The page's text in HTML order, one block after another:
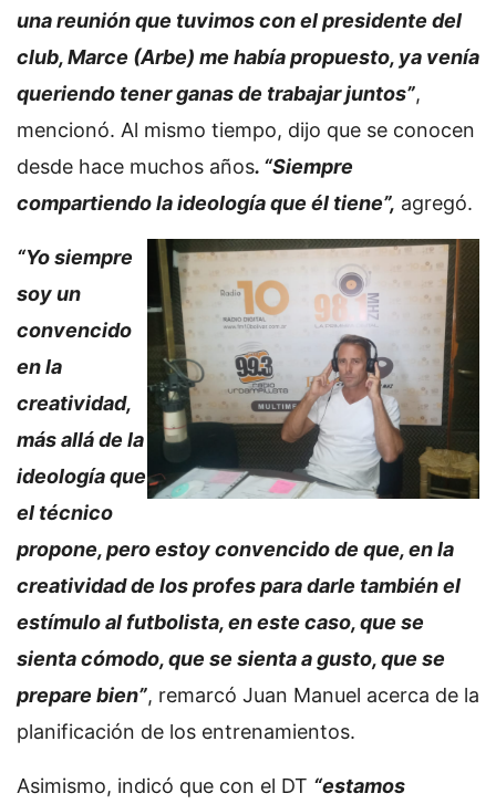
una reunión que tuvimos con el presidente del
club, Marce (Arbe) me había propuesto, ya venía
queriendo tener ganas de trabajar juntos”,
mencionó. Al mismo tiempo, dijo que se conocen
desde hace muchos años. “Siempre
compartiendo la ideología que él tiene”, agregó.
“Yo siempre
soy un
convencido
en la
creatividad,
más allá de la
ideología que
el técnico
propone, pero estoy convencido de que, en la
creatividad de los profes para darle también el
estímulo al futbolista, en este caso, que se
sienta cómodo, que se sienta a gusto, que se
prepare bien”, remarcó Juan Manuel acerca de la
planificación de los entrenamientos.
Asimismo, indicó que con el DT “estamos